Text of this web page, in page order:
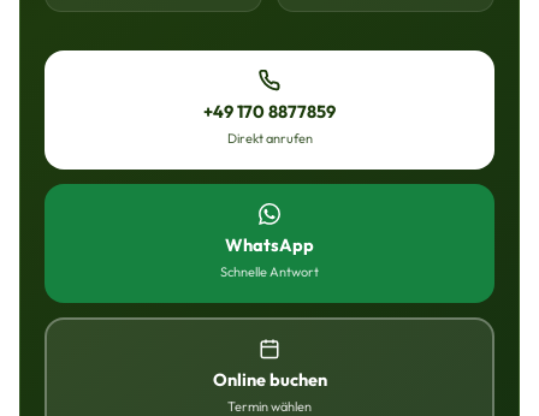
+49 170 8877859
Direkt anrufen
WhatsApp
Schnelle Antwort
Online buchen
Termin wählen